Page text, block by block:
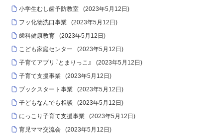
小学生むし歯予防教室
(2023年5月12日 )
フッ化物洗口事業
(2023年5月12日 )
歯科健康教育
(2023年5月12日 )
こども家庭センター
(2023年5月12日 )
子育てアプリ『とまりっこ』
(2023年5月12日 )
子育て支援事業
(2023年5月12日 )
ブックスタート事業
(2023年5月12日 )
子どもなんでも相談
(2023年5月12日 )
にっこり子育て支援事業
(2023年5月12日 )
育児ママ交流会
(2023年5月12日 )